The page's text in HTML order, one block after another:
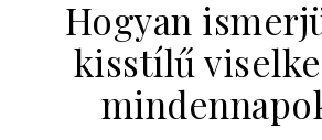
Hogyan
kisstílű